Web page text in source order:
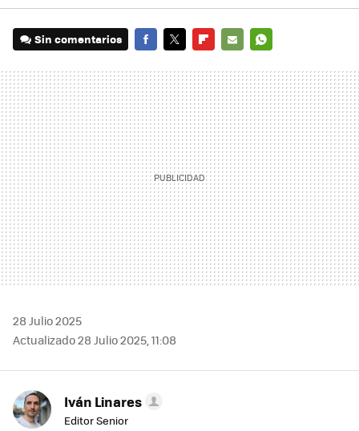
Sin comentarios
MAIL
28 Julio 2025
Actualizado 28 Julio 2025, 11:08
Iván Linares
Editor Senior